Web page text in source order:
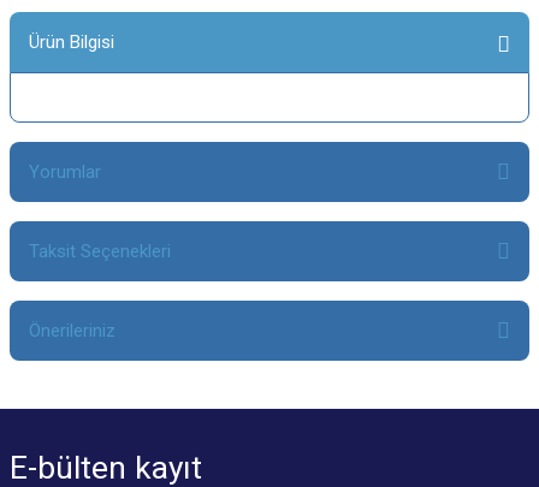
Ürün Bilgisi
Yorumlar
Bu ürüne ilk yorumu siz yapın!
Taksit Seçenekleri
Önerileriniz
Görüş ve önerileriniz için teşekkür ederiz.
E-bülten kayıt